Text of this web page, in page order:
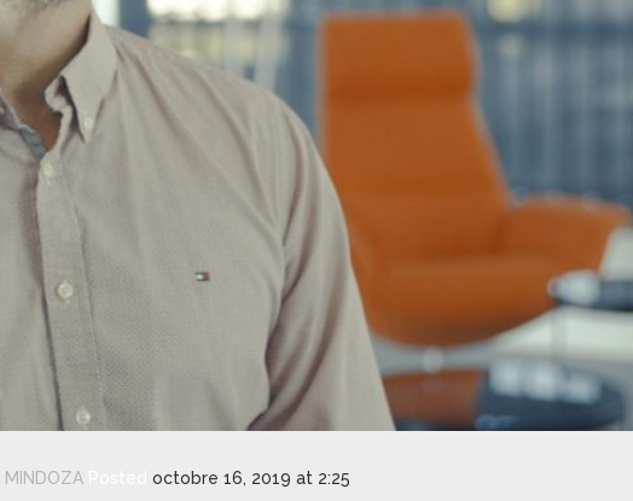
MINDOZA octobre 16, 2019 at 2:25